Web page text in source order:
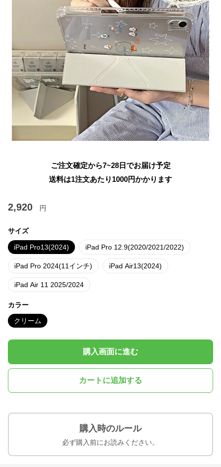
ご注文確定から7~28日でお届け予定
送料は1注文あたり 1000円かかります
2,920 円
サイズ
iPad Pro13(2024) iPad Pro 12.9(2020/2021/2022)
iPad Pro 2024(11インチ) iPad Air13(2024)
iPad Air 11 2025/2024
カラー
クリーム
購入画面に進む
カートに追加する
購入時のルール
必ず購入前にお読みください。